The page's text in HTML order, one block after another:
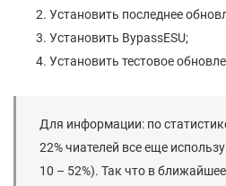
Установить последнее
Установить BypassESU;
Установить тестовое
Для информации: по
22% чиателей все еще
10 – 52%). Так что в